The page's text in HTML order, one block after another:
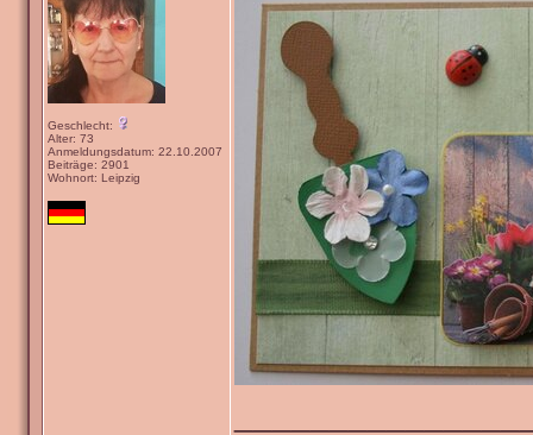
Geschlecht:
Alter: 73
Anmeldungsdatum: 22.10.2007
Beiträge: 2901
Wohnort: Leipzig